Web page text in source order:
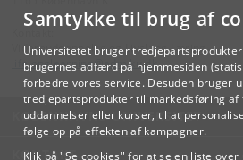
Samtykke til brug af
Universitetet bruger
brugernes adfærd på hjemmesiden
forbedre vores service. Desuden bruger
tredjepartsprodukter til markedsføring af
uddannelser eller kurser, til at
følge op på effekten af kampagner.
Klik på "Se cookies" for at se en liste
Videreuddannelse og Livslang Læring
lifelonglearning@adm.ku.dk
KØBENHAVNS UNIVERSITET
KONTAKT